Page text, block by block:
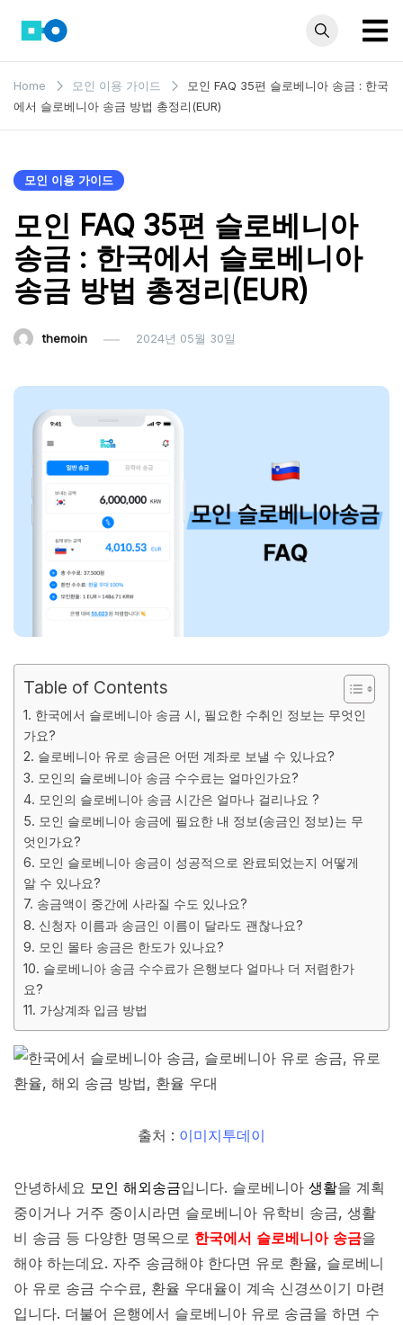
content
모인 해
외송금
까지 꼭 알아야 할
Home 모인 이용 가이드
모인 FAQ 35편 슬로베니아 송금 : 한국
에서 슬로베니아 송금 방법 총정리(EUR)
모인 이용 가이드
모인 FAQ 35편 슬로베니아
송금 : 한국에서 슬로베니아
송금 방법 총정리(EUR)
themoin 2024년 05월 30일
Table of Contents
1. 한국에서 슬로베니아 송금 시, 필요한 수취인 정보는 무엇인
가요?
2. 슬로베니아 유로 송금은 어떤 계좌로 보낼 수 있나요?
3. 모인의 슬로베니아 송금 수수료는 얼마인가요?
4. 모인의 슬로베니아 송금 시간은 얼마나 걸리나요 ?
5. 모인 슬로베니아 송금에 필요한 내 정보(송금인 정보)는 무
엇인가요?
6. 모인 슬로베니아 송금이 성공적으로 완료되었는지 어떻게
알 수 있나요?
7. 송금액이 중간에 사라질 수도 있나요?
8. 신청자 이름과 송금인 이름이 달라도 괜찮나요?
9. 모인 몰타 송금은 한도가 있나요?
10. 슬로베니아 송금 수수료가 은행보다 얼마나 더 저렴한가
요?
11. 가상계좌 입금 방법
출처 : 이미지투데이
안녕하세요 모인 해외송금입니다. 슬로베니아 생활을 계획
중이거나 거주 중이시라면 슬로베니아 유학비 송금, 생활
비 송금 등 다양한 명목으로 한국에서 슬로베니아 송금을
해야 하는데요. 자주 송금해야 한다면 유로 환율, 슬로베니
아 유로 송금 수수료, 환율 우대율이 계속 신경쓰이기 마련
입니다. 더불어 은행에서 슬로베니아 유로 송금을 하면 수